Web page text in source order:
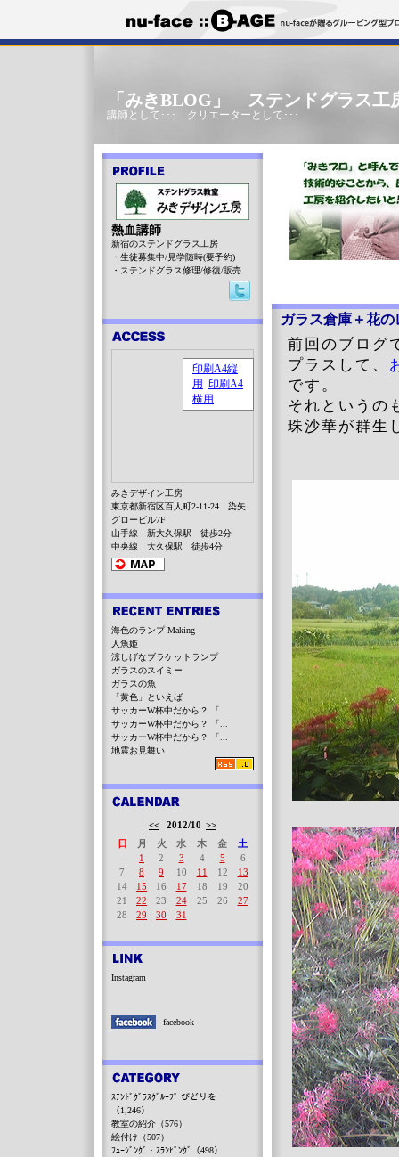
「みきBLOG」 ステンドグラス工
講師として･･･ クリエーターとして･･･
ガラス倉庫＋花の
前回のブログ
プラスして、
です。
それというの
珠沙華が群生
熱血講師
新宿のステンドグラス工房
・生徒募集中/見学随時(要予約)
・ステンドグラス修理/修復/販売
みきデザイン工房
東京都新宿区百人町2-11-24 染矢
グロービル7F
山手線 新大久保駅 徒歩2分
中央線 大久保駅 徒歩4分
海色のランプ Making
人魚姫
涼しげなブラケットランプ
ガラスのスイミー
ガラスの魚
「黄色」といえば
サッカーW杯中だから？ 「...
サッカーW杯中だから？ 「...
サッカーW杯中だから？ 「...
地震お見舞い
<< 2012/10 >>
日
月 火 水 木 金
土
1
2 3 4 5
6
7
8 9 10 11 12
13
14
15 16 17 18 19
20
21
22 23 24 25 26
27
28
29 30 31
Instagram
facebook
ｽﾃﾝﾄﾞｸﾞﾗｽｸﾞﾙｰﾌﾟ びどりを
（1,246）
教室の紹介（576）
絵付け（507）
ﾌｭｰｼﾞﾝｸﾞ・ｽﾗﾝﾋﾟﾝｸﾞ（498）